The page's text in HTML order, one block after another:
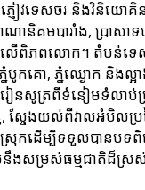
ញៀវទេសចរ និងវិនិយោ
ណានិគមបារាំង, ប្រាសា
លើពិភពលោក។ តំបន់ទ
បូកគោ, ភ្នំឈ្ងោក និងល្អ
រៀនសូត្រពីទំនៀមទំលា
, ស្ចែងយល់ពីវាលអំបិលប្
ងស្រុកដើម្បីទទួលបានបទ
នឹងសម្រស់ធម្មជាតិដ៏ស្រ